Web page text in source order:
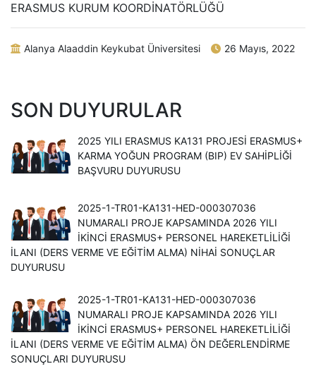
ERASMUS KURUM KOORDİNATÖRLÜĞÜ
Alanya Alaaddin Keykubat Üniversitesi 26 Mayıs, 2022
SON DUYURULAR
2025 YILI ERASMUS KA131 PROJESI ERASMUS+
KARMA YOĞUN PROGRAM (BIP) EV SAHIPLIĞI
BAŞVURU DUYURUSU
2025-1-TR01-KA131-HED-000307036
NUMARALI PROJE KAPSAMINDA 2026 YILI
İKINCI ERASMUS+ PERSONEL HAREKETLILIĞI
İLANI (DERS VERME VE EĞITIM ALMA) NIHAI SONUÇLAR
DUYURUSU
2025-1-TR01-KA131-HED-000307036
NUMARALI PROJE KAPSAMINDA 2026 YILI
İKINCI ERASMUS+ PERSONEL HAREKETLILIĞI
İLANI (DERS VERME VE EĞITIM ALMA) ÖN DEĞERLENDIRME
SONUÇLARI DUYURUSU